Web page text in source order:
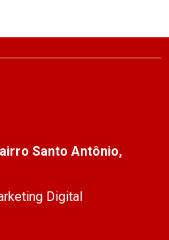
Santo Antônio,
Digital